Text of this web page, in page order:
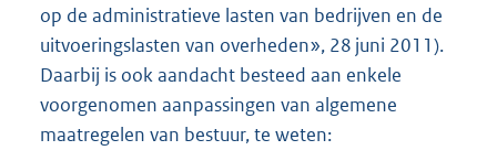
op de administratieve lasten van bedrijven en de
uitvoeringslasten van overheden», 28 juni 2011).
Daarbij is ook aandacht besteed aan enkele
voorgenomen aanpassingen van algemene
maatregelen van bestuur, te weten: